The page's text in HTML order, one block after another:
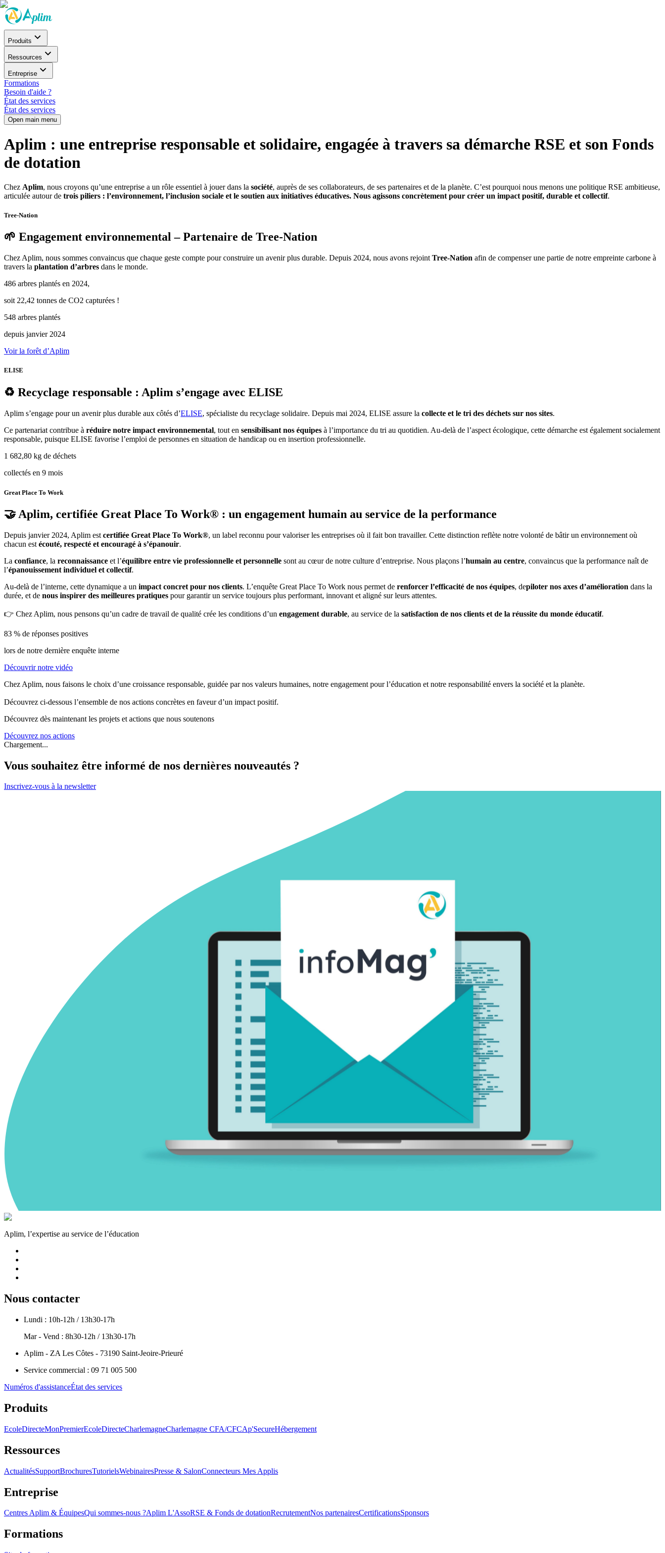
Produits
Ressources
Entreprise
Formations
Besoin d'aide ?
État des services
État des services
Open main menu
Aplim : une entreprise responsable et solidaire, engagée à travers sa démarche RSE et son Fonds
de dotation
Chez Aplim, nous croyons qu’une entreprise a un rôle essentiel à jouer dans la société, auprès de ses collaborateurs, de ses partenaires et de la planète. C’est pourquoi nous menons une politique RSE ambitieuse,
articulée autour de trois piliers : l’environnement, l’inclusion sociale et le soutien aux initiatives éducatives. Nous agissons concrètement pour créer un impact positif, durable et collectif.
Tree-Nation
🌱 Engagement environnemental – Partenaire de Tree-Nation
Chez Aplim, nous sommes convaincus que chaque geste compte pour construire un avenir plus durable. Depuis 2024, nous avons rejoint Tree-Nation afin de compenser une partie de notre empreinte carbone à
travers la plantation d’arbres dans le monde.
486 arbres plantés en 2024,
soit 22,42 tonnes de CO2 capturées !
548 arbres plantés
depuis janvier 2024
Voir la forêt d’Aplim
ELISE
♻️ Recyclage responsable : Aplim s’engage avec ELISE
Aplim s’engage pour un avenir plus durable aux côtés d’ELISE, spécialiste du recyclage solidaire. Depuis mai 2024, ELISE assure la collecte et le tri des déchets sur nos sites.
Ce partenariat contribue à réduire notre impact environnemental, tout en sensibilisant nos équipes à l’importance du tri au quotidien. Au-delà de l’aspect écologique, cette démarche est également socialement
responsable, puisque ELISE favorise l’emploi de personnes en situation de handicap ou en insertion professionnelle.
1 682,80 kg de déchets
collectés en 9 mois
Great Place To Work
🤝 Aplim, certifiée Great Place To Work® : un engagement humain au service de la performance
Depuis janvier 2024, Aplim est certifiée Great Place To Work®, un label reconnu pour valoriser les entreprises où il fait bon travailler. Cette distinction reflète notre volonté de bâtir un environnement où
chacun est écouté, respecté et encouragé à s’épanouir.
La confiance, la reconnaissance et l’équilibre entre vie professionnelle et personnelle sont au cœur de notre culture d’entreprise. Nous plaçons l’humain au centre, convaincus que la performance naît de
l’épanouissement individuel et collectif.
Au-delà de l’interne, cette dynamique a un impact concret pour nos clients. L’enquête Great Place To Work nous permet de renforcer l’efficacité de nos équipes, depiloter nos axes d’amélioration dans la
durée, et de nous inspirer des meilleures pratiques pour garantir un service toujours plus performant, innovant et aligné sur leurs attentes.
👉 Chez Aplim, nous pensons qu’un cadre de travail de qualité crée les conditions d’un engagement durable, au service de la satisfaction de nos clients et de la réussite du monde éducatif.
83 % de réponses positives
lors de notre dernière enquête interne
Découvrir notre vidéo
Chez Aplim, nous faisons le choix d’une croissance responsable, guidée par nos valeurs humaines, notre engagement pour l’éducation et notre responsabilité envers la société et la planète.
Découvrez ci-dessous l’ensemble de nos actions concrètes en faveur d’un impact positif.
Découvrez dès maintenant les projets et actions que nous soutenons
Découvrez nos actions
Chargement...
Vous souhaitez être informé de nos dernières nouveautés ?
Inscrivez-vous à la newsletter
Aplim, l’expertise au service de l’éducation
Nous contacter
Lundi : 10h-12h / 13h30-17h
Mar - Vend : 8h30-12h / 13h30-17h
Aplim - ZA Les Côtes - 73190 Saint-Jeoire-Prieuré
Service commercial : 09 71 005 500
Numéros d'assistanceÉtat des services
Produits
EcoleDirecteMonPremierEcoleDirecteCharlemagneCharlemagne CFA/CFCAp'SecureHébergement
Ressources
ActualitésSupportBrochuresTutorielsWebinairesPresse & SalonConnecteurs Mes Applis
Entreprise
Centres Aplim & ÉquipesQui sommes-nous ?Aplim L'AssoRSE & Fonds de dotationRecrutementNos partenairesCertificationsSponsors
Formations